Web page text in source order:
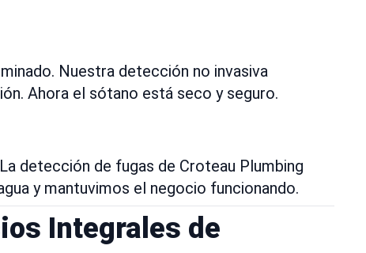
Nuestra detección no invasiva
Ahora el sótano está seco y seguro.
detección de fugas de Croteau Plumbing
y mantuvimos el negocio funcionando.
Integrales de